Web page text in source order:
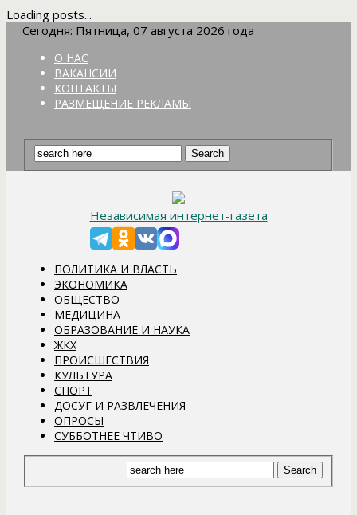
Loading posts...
Сегодня: Пятница, 07 августа 2026 года
О НАС
ВАКАНСИИ
КОНТАКТЫ
РАЗМЕЩЕНИЕ РЕКЛАМЫ
Независимая интернет-газета
ПОЛИТИКА И ВЛАСТЬ
ЭКОНОМИКА
ОБЩЕСТВО
МЕДИЦИНА
ОБРАЗОВАНИЕ И НАУКА
ЖКХ
ПРОИСШЕСТВИЯ
КУЛЬТУРА
СПОРТ
ДОСУГ И РАЗВЛЕЧЕНИЯ
ОПРОСЫ
СУББОТНЕЕ ЧТИВО